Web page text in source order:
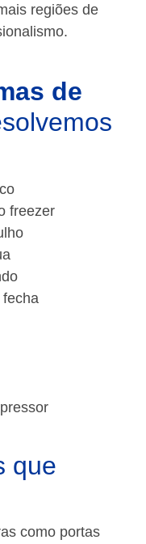
regiões de
de
freezer
que
como portas